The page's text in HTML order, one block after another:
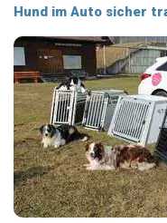
Hund im Auto sicher